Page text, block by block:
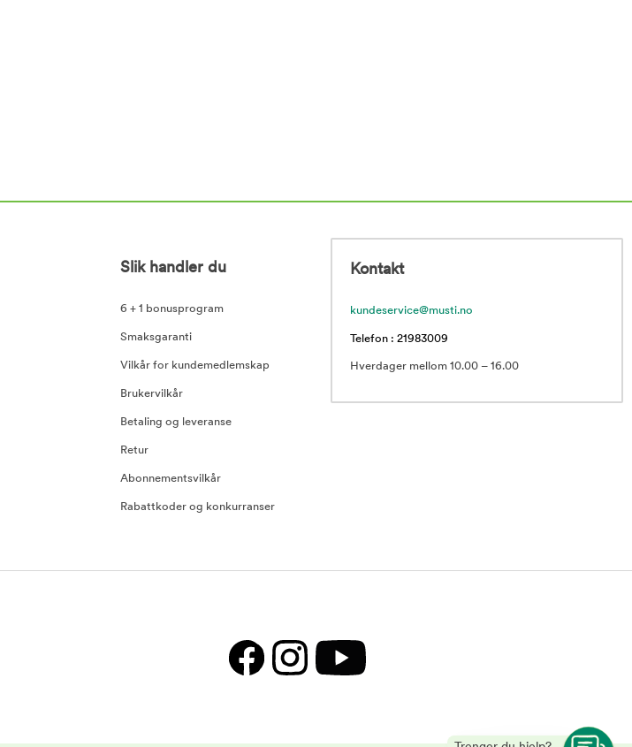
Slik handler du
6 + 1 bonusprogram
Smaksgaranti
Vilkår for kundemedlemskap
Brukervilkår
Betaling og leveranse
Retur
Abonnementsvilkår
Rabattkoder og konkurranser
Kontakt
kundeservice@musti.no
Telefon : 21983009
Hverdager mellom 10.00 – 16.00